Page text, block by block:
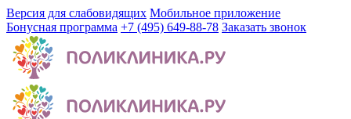
Версия для слабовидящих Мобильное приложение
Бонусная программа +7 (495) 649-88-78 Заказать звонок